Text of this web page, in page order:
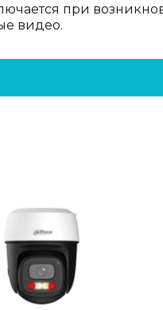
при
видео.